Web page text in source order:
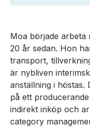
Moa började arbeta
20 år sedan. Hon
transport,
är nybliven
anställning i
på ett
indirekt inköp och
category